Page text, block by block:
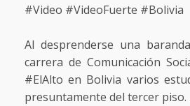
#Video #VideoFuerte #Bolivia
Al desprenderse una
carrera de Comunicación
#ElAlto en Bolivia varios
presuntamente del tercer piso.